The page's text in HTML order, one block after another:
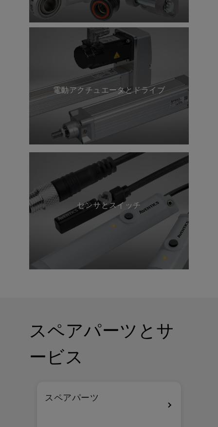
電動アクチュエータとドライブ
センサとスイッチ
スペアパーツとサ
ービス
スペアパーツ